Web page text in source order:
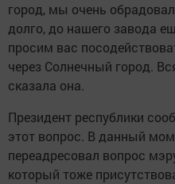
город, мы очень
долго, до нашего завода
просим вас
через Солнечный город.
сказала она.
Президент республики
этот вопрос. В данный
переадресовал вопрос
который тоже